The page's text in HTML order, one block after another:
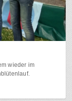
wieder im